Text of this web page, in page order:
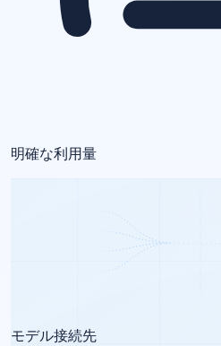
明確な利用量
モデル接続先